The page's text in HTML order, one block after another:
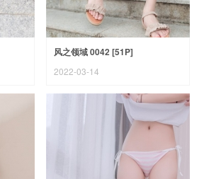
风之领域 0042 [51P]
2022-03-14